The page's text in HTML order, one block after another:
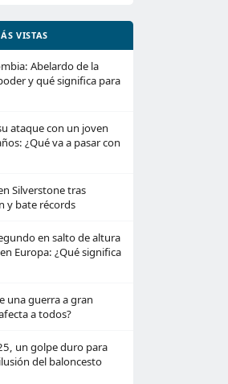
VISTAS
Abelardo de la
y qué significa para
ataque con un joven
¿Qué va a pasar con
Silverstone tras
y bate récords
en salto de altura
Europa: ¿Qué significa
una guerra a gran
a todos?
un golpe duro para
del baloncesto